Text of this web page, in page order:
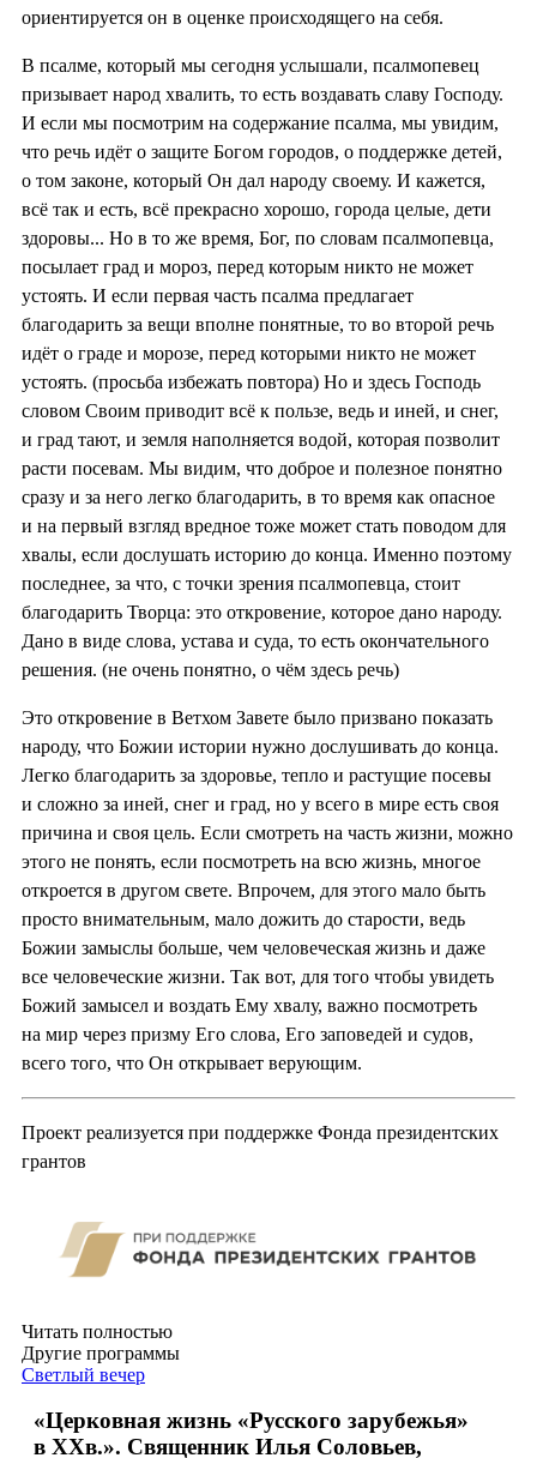
ориентируется он в оценке происходящего на себя.
В псалме, который мы сегодня услышали, псалмопевец
призывает народ хвалить, то есть воздавать славу Господу.
И если мы посмотрим на содержание псалма, мы увидим,
что речь идёт о защите Богом городов, о поддержке детей,
о том законе, который Он дал народу своему. И кажется,
всё так и есть, всё прекрасно хорошо, города целые, дети
здоровы... Но в то же время, Бог, по словам псалмопевца,
посылает град и мороз, перед которым никто не может
устоять. И если первая часть псалма предлагает
благодарить за вещи вполне понятные, то во второй речь
идёт о граде и морозе, перед которыми никто не может
устоять. (просьба избежать повтора) Но и здесь Господь
словом Своим приводит всё к пользе, ведь и иней, и снег,
и град тают, и земля наполняется водой, которая позволит
расти посевам. Мы видим, что доброе и полезное понятно
сразу и за него легко благодарить, в то время как опасное
и на первый взгляд вредное тоже может стать поводом для
хвалы, если дослушать историю до конца. Именно поэтому
последнее, за что, с точки зрения псалмопевца, стоит
благодарить Творца: это откровение, которое дано народу.
Дано в виде слова, устава и суда, то есть окончательного
решения. (не очень понятно, о чём здесь речь)
Это откровение в Ветхом Завете было призвано показать
народу, что Божии истории нужно дослушивать до конца.
Легко благодарить за здоровье, тепло и растущие посевы
и сложно за иней, снег и град, но у всего в мире есть своя
причина и своя цель. Если смотреть на часть жизни, можно
этого не понять, если посмотреть на всю жизнь, многое
откроется в другом свете. Впрочем, для этого мало быть
просто внимательным, мало дожить до старости, ведь
Божии замыслы больше, чем человеческая жизнь и даже
все человеческие жизни. Так вот, для того чтобы увидеть
Божий замысел и воздать Ему хвалу, важно посмотреть
на мир через призму Его слова, Его заповедей и судов,
всего того, что Он открывает верующим.
Проект реализуется при поддержке Фонда президентских
грантов
Читать полностью
Другие программы
Светлый вечер
«Церковная жизнь «Русского зарубежья»
в ХХв.». Священник Илья Соловьев,